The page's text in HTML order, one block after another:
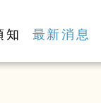
知 最新消息